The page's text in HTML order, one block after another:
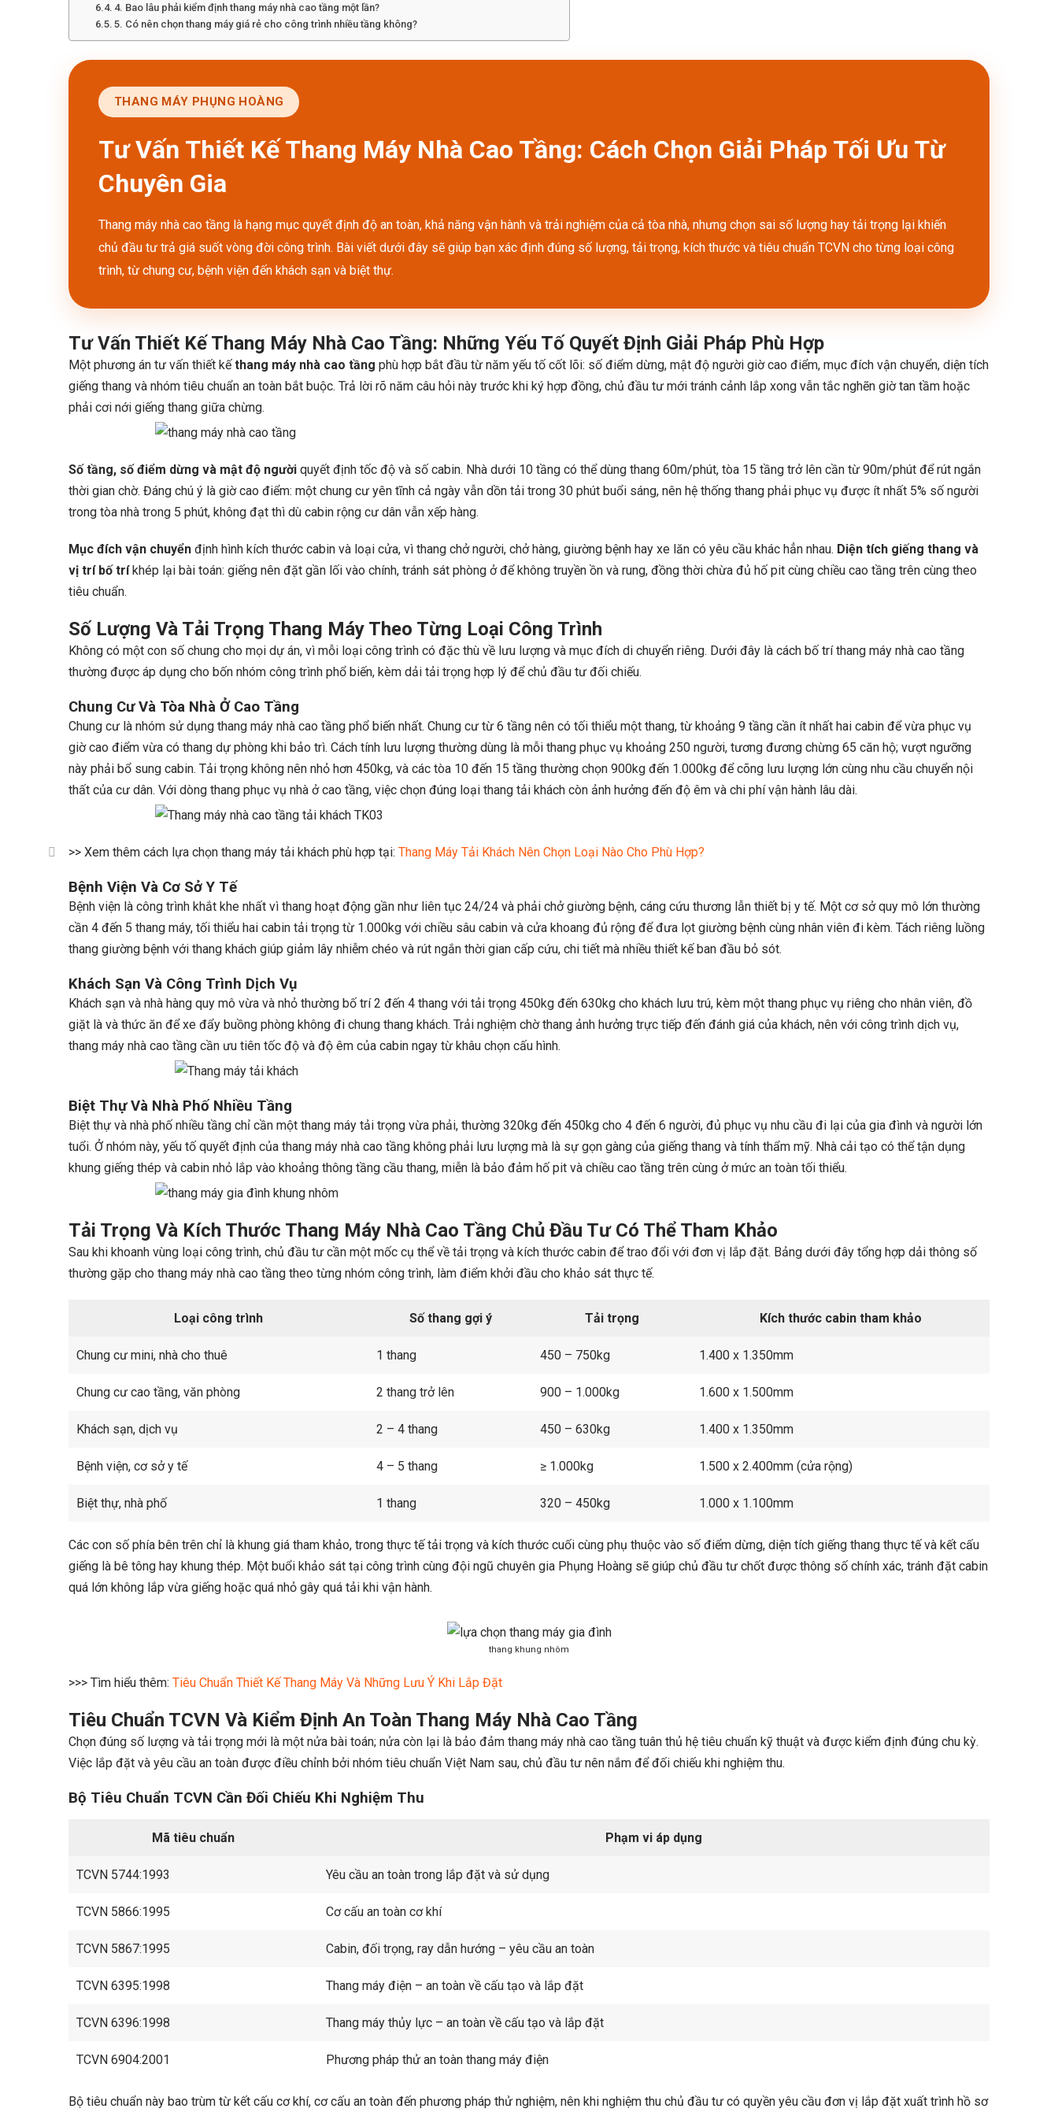
4. Bao lâu phải kiểm định thang máy nhà cao tầng một lần?
5. Có nên chọn thang máy giá rẻ cho công trình nhiều tầng không?
THANG MÁY PHỤNG HOÀNG
Tư Vấn Thiết Kế Thang Máy Nhà Cao Tầng: Cách Chọn Giải Pháp Tối Ưu Từ
Chuyên Gia
Thang máy nhà cao tầng là hạng mục quyết định độ an toàn, khả năng vận hành và trải nghiệm của cả tòa nhà, nhưng chọn sai số lượng hay tải trọng lại khiến
chủ đầu tư trả giá suốt vòng đời công trình. Bài viết dưới đây sẽ giúp bạn xác định đúng số lượng, tải trọng, kích thước và tiêu chuẩn TCVN cho từng loại công
trình, từ chung cư, bệnh viện đến khách sạn và biệt thự.
Tư Vấn Thiết Kế Thang Máy Nhà Cao Tầng: Những Yếu Tố Quyết Định Giải Pháp Phù Hợp
Một phương án tư vấn thiết kếthang máy nhà cao tầng phù hợp bắt đầu từ năm yếu tố cốt lõi: số điểm dừng, mật độ người giờ cao điểm, mục đích vận chuyển, diện tích
giếng thang và nhóm tiêu chuẩn an toàn bắt buộc. Trả lời rõ năm câu hỏi này trước khi ký hợp đồng, chủ đầu tư mới tránh cảnh lắp xong vẫn tắc nghẽn giờ tan tầm hoặc
phải cơi nới giếng thang giữa chừng.
Số tầng, số điểm dừng và mật độ người quyết định tốc độ và số cabin. Nhà dưới 10 tầng có thể dùng thang 60m/phút, tòa 15 tầng trở lên cần từ 90m/phút để rút ngắn
thời gian chờ. Đáng chú ý là giờ cao điểm: một chung cư yên tĩnh cả ngày vẫn dồn tải trong 30 phút buổi sáng, nên hệ thống thang phải phục vụ được ít nhất 5% số người
trong tòa nhà trong 5 phút, không đạt thì dù cabin rộng cư dân vẫn xếp hàng.
Mục đích vận chuyển định hình kích thước cabin và loại cửa, vì thang chở người, chở hàng, giường bệnh hay xe lăn có yêu cầu khác hẳn nhau. Diện tích giếng thang và
vị trí bố tríkhép lại bài toán: giếng nên đặt gần lối vào chính, tránh sát phòng ở để không truyền ồn và rung, đồng thời chừa đủ hố pit cùng chiều cao tầng trên cùng theo
tiêu chuẩn.
Số Lượng Và Tải Trọng Thang Máy Theo Từng Loại Công Trình
Không có một con số chung cho mọi dự án, vì mỗi loại công trình có đặc thù về lưu lượng và mục đích di chuyển riêng. Dưới đây là cách bố trí thang máy nhà cao tầng
thường được áp dụng cho bốn nhóm công trình phổ biến, kèm dải tải trọng hợp lý để chủ đầu tư đối chiếu.
Chung Cư Và Tòa Nhà Ở Cao Tầng
Chung cư là nhóm sử dụng thang máy nhà cao tầng phổ biến nhất. Chung cư từ 6 tầng nên có tối thiểu một thang, từ khoảng 9 tầng cần ít nhất hai cabin để vừa phục vụ
giờ cao điểm vừa có thang dự phòng khi bảo trì. Cách tính lưu lượng thường dùng là mỗi thang phục vụ khoảng 250 người, tương đương chừng 65 căn hộ; vượt ngưỡng
này phải bổ sung cabin. Tải trọng không nên nhỏ hơn 450kg, và các tòa 10 đến 15 tầng thường chọn 900kg đến 1.000kg để cõng lưu lượng lớn cùng nhu cầu chuyển nội
thất của cư dân. Với dòng thang phục vụ nhà ở cao tầng, việc chọn đúng loại thang tải khách còn ảnh hưởng đến độ êm và chi phí vận hành lâu dài.
>> Xem thêm cách lựa chọn thang máy tải khách phù hợp tại: Thang Máy Tải Khách Nên Chọn Loại Nào Cho Phù Hợp?
Bệnh Viện Và Cơ Sở Y Tế
Bệnh viện là công trình khắt khe nhất vì thang hoạt động gần như liên tục 24/24 và phải chở giường bệnh, cáng cứu thương lẫn thiết bị y tế. Một cơ sở quy mô lớn thường
cần 4 đến 5 thang máy, tối thiểu hai cabin tải trọng từ 1.000kg với chiều sâu cabin và cửa khoang đủ rộng để đưa lọt giường bệnh cùng nhân viên đi kèm. Tách riêng luồng
thang giường bệnh với thang khách giúp giảm lây nhiễm chéo và rút ngắn thời gian cấp cứu, chi tiết mà nhiều thiết kế ban đầu bỏ sót.
Khách Sạn Và Công Trình Dịch Vụ
Khách sạn và nhà hàng quy mô vừa và nhỏ thường bố trí 2 đến 4 thang với tải trọng 450kg đến 630kg cho khách lưu trú, kèm một thang phục vụ riêng cho nhân viên, đồ
giặt là và thức ăn để xe đẩy buồng phòng không đi chung thang khách. Trải nghiệm chờ thang ảnh hưởng trực tiếp đến đánh giá của khách, nên với công trình dịch vụ,
thang máy nhà cao tầng cần ưu tiên tốc độ và độ êm của cabin ngay từ khâu chọn cấu hình.
Biệt Thự Và Nhà Phố Nhiều Tầng
Biệt thự và nhà phố nhiều tầng chỉ cần một thang máy tải trọng vừa phải, thường 320kg đến 450kg cho 4 đến 6 người, đủ phục vụ nhu cầu đi lại của gia đình và người lớn
tuổi. Ở nhóm này, yếu tố quyết định của thang máy nhà cao tầng không phải lưu lượng mà là sự gọn gàng của giếng thang và tính thẩm mỹ. Nhà cải tạo có thể tận dụng
khung giếng thép và cabin nhỏ lắp vào khoảng thông tầng cầu thang, miễn là bảo đảm hố pit và chiều cao tầng trên cùng ở mức an toàn tối thiểu.
Tải Trọng Và Kích Thước Thang Máy Nhà Cao Tầng Chủ Đầu Tư Có Thể Tham Khảo
Sau khi khoanh vùng loại công trình, chủ đầu tư cần một mốc cụ thể về tải trọng và kích thước cabin để trao đổi với đơn vị lắp đặt. Bảng dưới đây tổng hợp dải thông số
thường gặp cho thang máy nhà cao tầng theo từng nhóm công trình, làm điểm khởi đầu cho khảo sát thực tế.
Loại công trình Số thang gợi ý Tải trọng Kích thước cabin tham khảo
Chung cư mini, nhà cho thuê 1 thang 450 – 750kg 1.400 x 1.350mm
Chung cư cao tầng, văn phòng 2 thang trở lên 900 – 1.000kg 1.600 x 1.500mm
Khách sạn, dịch vụ 2 – 4 thang 450 – 630kg 1.400 x 1.350mm
Bệnh viện, cơ sở y tế 4 – 5 thang ≥ 1.000kg 1.500 x 2.400mm (cửa rộng)
Biệt thự, nhà phố 1 thang 320 – 450kg 1.000 x 1.100mm
Các con số phía bên trên chỉ là khung giá tham khảo, trong thực tế tải trọng và kích thước cuối cùng phụ thuộc vào số điểm dừng, diện tích giếng thang thực tế và kết cấu
giếng là bê tông hay khung thép. Một buổi khảo sát tại công trình cùng đội ngũ chuyên gia Phụng Hoàng sẽ giúp chủ đầu tư chốt được thông số chính xác, tránh đặt cabin
quá lớn không lắp vừa giếng hoặc quá nhỏ gây quá tải khi vận hành.
thang khung nhôm
>>> Tìm hiểu thêm: Tiêu Chuẩn Thiết Kế Thang Máy Và Những Lưu Ý Khi Lắp Đặt
Tiêu Chuẩn TCVN Và Kiểm Định An Toàn Thang Máy Nhà Cao Tầng
Chọn đúng số lượng và tải trọng mới là một nửa bài toán; nửa còn lại là bảo đảm thang máy nhà cao tầng tuân thủ hệ tiêu chuẩn kỹ thuật và được kiểm định đúng chu kỳ.
Việc lắp đặt và yêu cầu an toàn được điều chỉnh bởi nhóm tiêu chuẩn Việt Nam sau, chủ đầu tư nên nắm để đối chiếu khi nghiệm thu.
Bộ Tiêu Chuẩn TCVN Cần Đối Chiếu Khi Nghiệm Thu
Mã tiêu chuẩn Phạm vi áp dụng
TCVN 5744:1993 Yêu cầu an toàn trong lắp đặt và sử dụng
TCVN 5866:1995 Cơ cấu an toàn cơ khí
TCVN 5867:1995 Cabin, đối trọng, ray dẫn hướng – yêu cầu an toàn
TCVN 6395:1998 Thang máy điện – an toàn về cấu tạo và lắp đặt
TCVN 6396:1998 Thang máy thủy lực – an toàn về cấu tạo và lắp đặt
TCVN 6904:2001 Phương pháp thử an toàn thang máy điện
Bộ tiêu chuẩn này bao trùm từ kết cấu cơ khí, cơ cấu an toàn đến phương pháp thử nghiệm, nên khi nghiệm thu chủ đầu tư có quyền yêu cầu đơn vị lắp đặt xuất trình hồ sơ